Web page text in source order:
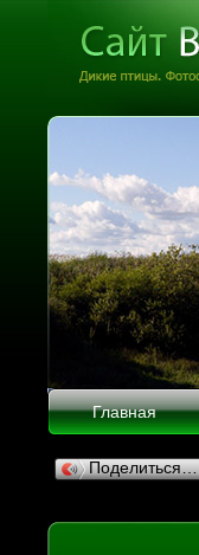
Главная
Поделиться…